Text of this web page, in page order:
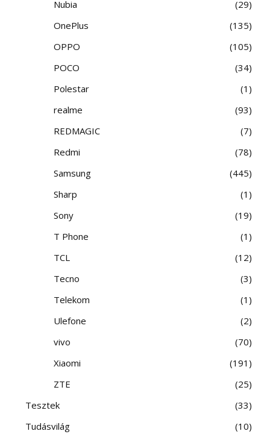
Nubia
29
OnePlus
135
OPPO
105
POCO
34
Polestar
1
realme
93
REDMAGIC
7
Redmi
78
Samsung
445
Sharp
1
Sony
19
T Phone
1
TCL
12
Tecno
3
Telekom
1
Ulefone
2
vivo
70
Xiaomi
191
ZTE
25
Tesztek
33
Tudásvilág
10